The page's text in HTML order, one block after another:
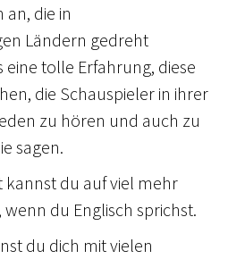
an, die in
Ländern gedreht
eine tolle Erfahrung, diese
die Schauspieler in ihrer
zu hören und auch zu
sagen.
du auf viel mehr
du Englisch sprichst.
du dich mit vielen